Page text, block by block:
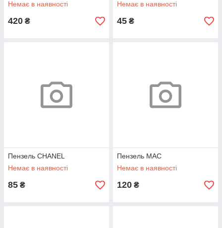
Немає в наявності
420 ₴
Немає в наявності
45 ₴
Пензель CHANEL
Немає в наявності
85 ₴
Пензель MAC
Немає в наявності
120 ₴